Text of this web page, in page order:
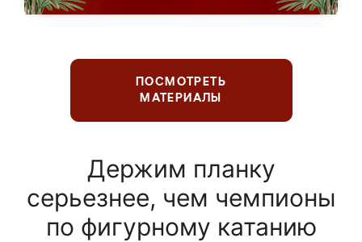
ПОСМОТРЕТЬ
МАТЕРИАЛЫ
Держим планку
серьезнее, чем чемпионы
по фигурному катанию